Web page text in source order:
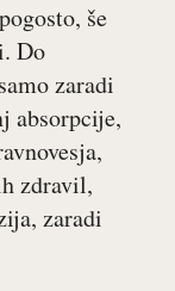
še
Do
zaradi
absorpcije,
zdravil,
zaradi